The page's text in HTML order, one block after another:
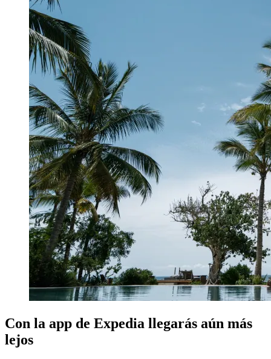
Con la app de Expedia llegarás aún más
lejos